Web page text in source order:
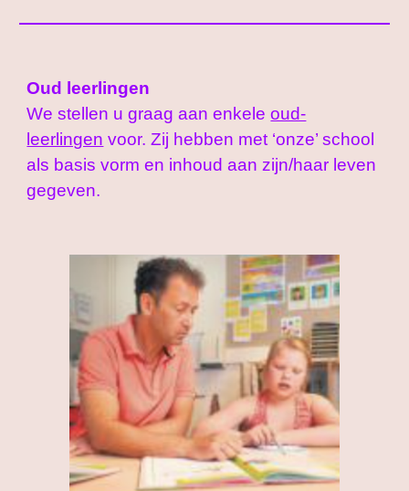
Oud leerlingen
We stellen u graag aan enkeleoud-
leerlingen voor.Zij hebben met ‘onze’ school
als basis vorm en inhoud aan zijn/haar leven
gegeven.